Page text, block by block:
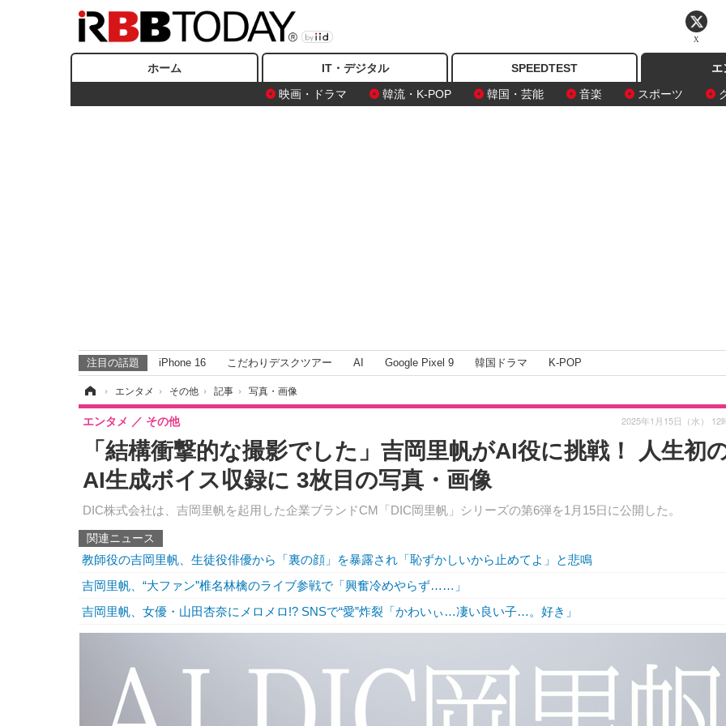
ホーム IT・デジタル SPEEDTEST
エ
映画・ドラマ
韓流・K-POP 韓国・芸能 音楽 スポーツ
注目の話題 iPhone 16 こだわりデスクツアー AI Google Pixel 9 韓国ドラマ K-POP
› エンタメ › その他 › 記事 › 写真・画像
「結構衝撃的な撮影でした」吉岡里帆がAI役に挑戦！ 人生初
AI生成ボイス収録に 3枚目の写真・画像
DIC株式会社は、吉岡里帆を起用した企業ブランドCM「DIC岡里帆」シリーズの第6弾を1月15日に公開した。
エンタメ その他 2025年1月15日（水） 12
関連ニュース
教師役の吉岡里帆、生徒役俳優から「裏の顔」を暴露され「恥ずかしいから止めてよ」と悲鳴
吉岡里帆、“大ファン”椎名林檎のライブ参戦で「興奮冷めやらず……」
吉岡里帆、女優・山田杏奈にメロメロ!? SNSで“愛”炸裂「かわいぃ…凄い良い子…。好き」
X